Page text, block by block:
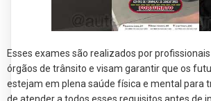
Esses exames são realizados por
órgãos de trânsito e visam garantir que os
estejam em plena saúde física e mental para